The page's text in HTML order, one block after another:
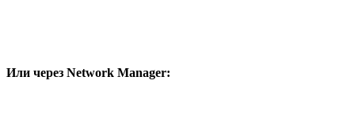
Или через Network Manager: